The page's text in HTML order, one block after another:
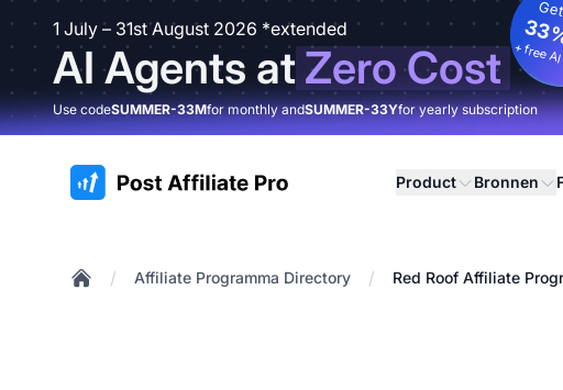
1 July – 31st August 2026 *extended
AI Agents atZero Cost + free
Use codeSUMMER-33Mfor monthly andSUMMER-33Yfor yearly subscription
:site.title Product Bronnen
/ Affiliate Programma Directory / Red Roof Affiliate